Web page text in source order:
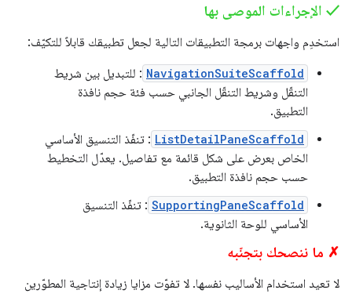
‫✓ الإجراءات الموصى بها
استخدِم واجهات برمجة التطبيقات التالية لجعل تطبيقك قابلاً للتكيّف:
NavigationSuiteScaffold : للتبديل بين شريط
التنقّل وشريط التنقّل الجانبي حسب فئة حجم نافذة
التطبيق.
ListDetailPaneScaffold : تنفّذ التنسيق الأساسي
الخاص بعرض على شكل قائمة مع تفاصيل. يعدّل التخطيط
حسب حجم نافذة التطبيق.
SupportingPaneScaffold : تنفّذ التنسيق
الأساسي للوحة الثانوية.
✗ ما ننصحك بتجنّبه
لا تعيد استخدام الأساليب نفسها. لا تفوّت مزايا زيادة إنتاجية المطوّرين